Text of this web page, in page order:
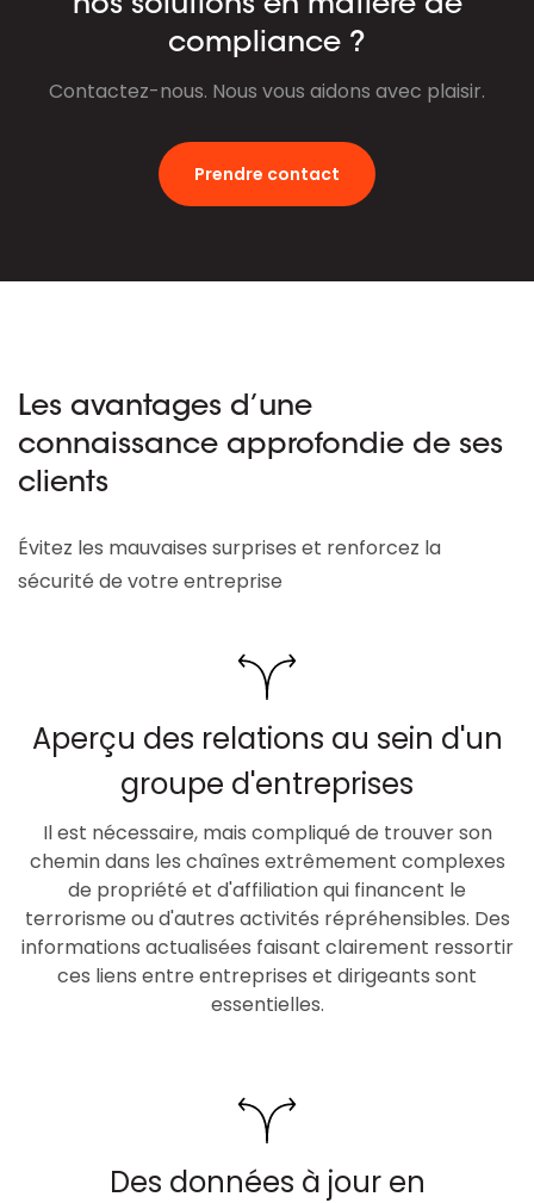
compliance ?
Contactez-nous. Nous vous aidons avec plaisir.
Prendre contact
Les avantages d’une
connaissance approfondie de ses
clients
Évitez les mauvaises surprises et renforcez la
sécurité de votre entreprise
Aperçu des relations au sein d'un
groupe d'entreprises
Il est nécessaire, mais compliqué de trouver son
chemin dans les chaînes extrêmement complexes
de propriété et d'affiliation qui financent le
terrorisme ou d'autres activités répréhensibles. Des
informations actualisées faisant clairement ressortir
ces liens entre entreprises et dirigeants sont
essentielles.
Des données à jour en